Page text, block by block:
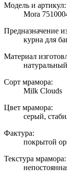
Модель и артикул:
Mora
Предназначение
курна для
Материал
Сорт мрамора:
Milk Clouds
Цвет мрамора:
серый,
Фактура:
покрытой
Текстура мрамора: